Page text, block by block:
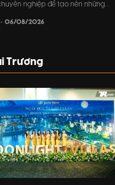
nghiệp để tạo nên những
nghiệp và đối tác khách hàng.
ích đến những bước tổ chức chi
• 06/08/2026
Trương